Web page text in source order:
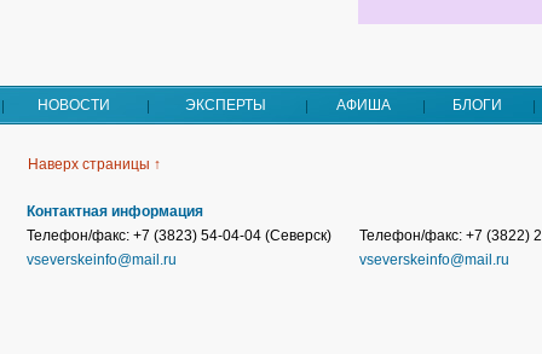
НОВОСТИ ЭКСПЕРТЫ АФИША БЛОГИ
Наверх страницы ↑
Контактная информация
Телефон/факс: +7 (3823) 54-04-04 (Северск)
vseverskeinfo@mail.ru
Телефон/факс: +7 (3822)
vseverskeinfo@mail.ru